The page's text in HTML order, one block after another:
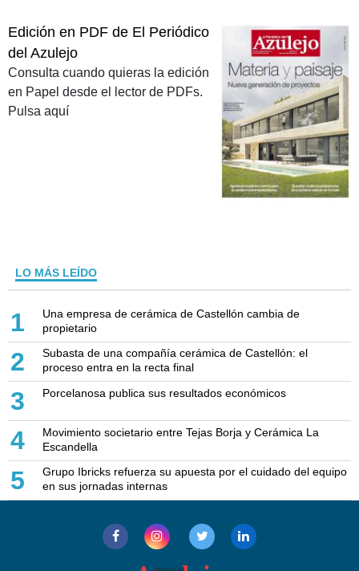
Edición en PDF de El Periódico
del Azulejo
Consulta cuando quieras la edición
en Papel desde el lector de PDFs.
Pulsa aquí
LO MÁS LEÍDO
1
Una empresa de cerámica de Castellón cambia de
propietario
2
Subasta de una compañía cerámica de Castellón: el
proceso entra en la recta final
3 Porcelanosa publica sus resultados económicos
4
Movimiento societario entre Tejas Borja y Cerámica La
Escandella
5
Grupo Ibricks refuerza su apuesta por el cuidado del equipo
en sus jornadas internas